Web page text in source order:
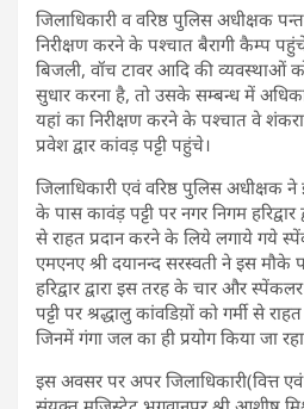
जिलाधिकारी व वरिष्ठ पुलिस अधीक्षक
निरीक्षण करने के पश्चात बैरागी कैम्प
बिजली, वॉच टावर आदि की व्यवस्थाओं
सुधार करना है, तो उसके सम्बन्ध में
यहां का निरीक्षण करने के पश्चात वे
प्रवेश द्वार कांवड़ पट्टी पहुंचे।
जिलाधिकारी एवं वरिष्ठ पुलिस अधीक्षक
के पास कावंड़ पट्टी पर नगर निगम हरिद्वार
से राहत प्रदान करने के लिये लगाये गये
एमएनए श्री दयानन्द सरस्वती ने इस मौके
हरिद्वार द्वारा इस तरह के चार और
पट्टी पर श्रद्धालु कांवडिय़ों को गर्मी से
जिनमें गंगा जल का ही प्रयोग किया जा
इस अवसर पर अपर जिलाधिकारी(वित्त एवं